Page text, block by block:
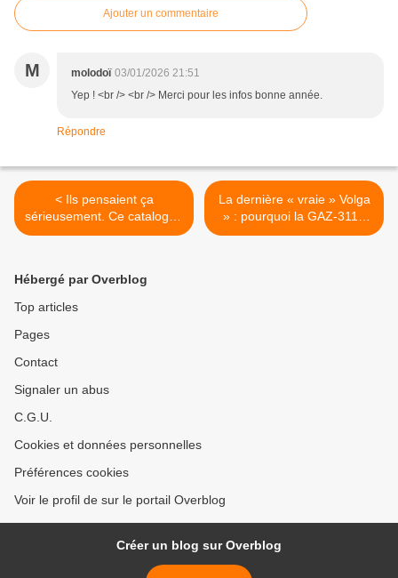
Ajouter un commentaire
M molodoï 03/01/2026 21:51
Yep ! <br /> <br /> Merci pour les infos bonne année.
Répondre
< Ils pensaient ça
sérieusement. Ce catalogue
Trabant des années 1980
La dernière « vraie » Volga
» : pourquoi la GAZ-3115
n’a pas été produite. >
Hébergé par Overblog
Top articles
Pages
Contact
Signaler un abus
C.G.U.
Cookies et données personnelles
Préférences cookies
Voir le profil de sur le portail Overblog
Créer un blog sur Overblog